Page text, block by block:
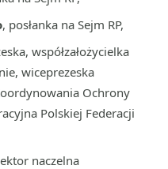
, posłanka na Sejm RP,
współzałożycielka
wiceprezeska
Ochrony
Polskiej Federacji
naczelna